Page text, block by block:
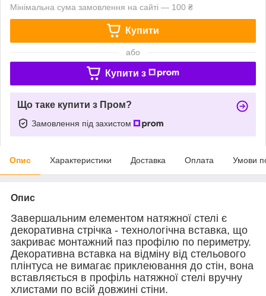
Мінімальна сума замовлення на сайті — 100 ₴
Купити
або
Купити з
Що таке купити з Пром?
Замовлення під захистом
Опис Характеристики Доставка Оплата Умови
Опис
Завершальним елементом натяжної стелі є
декоративна стрічка - технологічна вставка, що
закриває монтажний паз профілю по периметру.
Декоративна вставка на відміну від стельового
плінтуса не вимагає приклеювання до стін, вона
вставляється в профіль натяжної стелі вручну
хлистами по всій довжині стіни.